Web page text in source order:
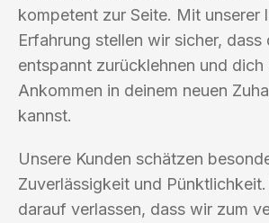
kompetent zur Seite. Mit unserer
Erfahrung stellen wir sicher, dass
entspannt zurücklehnen und dich
Ankommen in deinem neuen
kannst.
Unsere Kunden schätzen
Zuverlässigkeit und
darauf verlassen, dass wir zum